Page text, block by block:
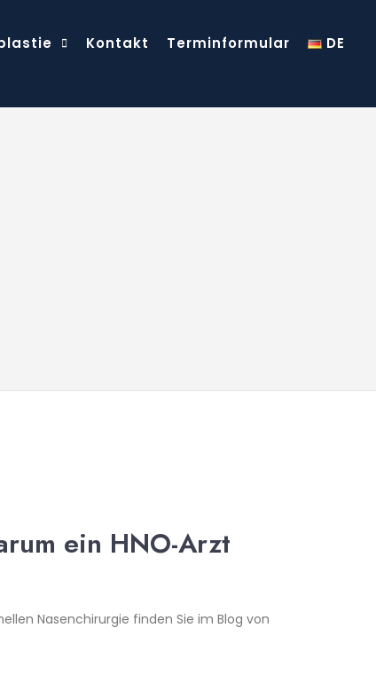
Kontakt Terminformular DE
ein HNO-Arzt
Nasenchirurgie finden Sie im Blog von